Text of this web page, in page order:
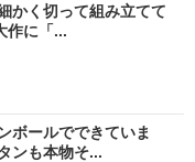
かく切って組み立てて
に「...
ボールでできていま
ンも本物そ...